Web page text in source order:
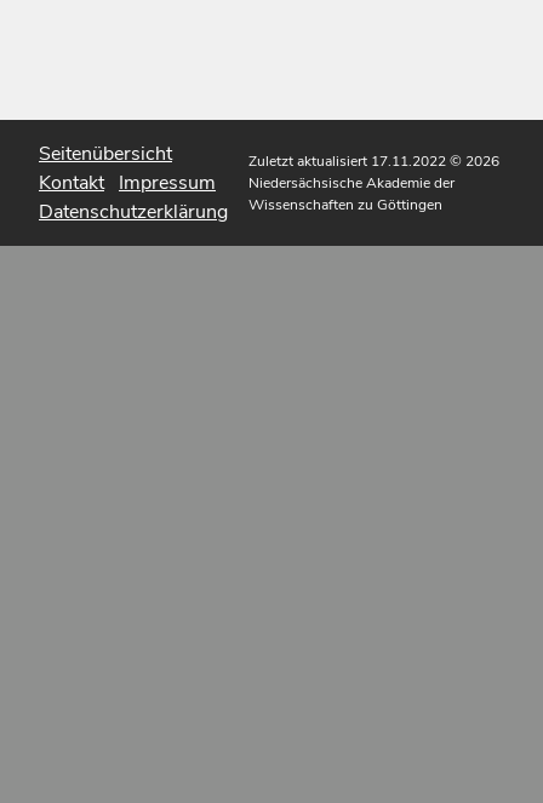
Seitenübersicht
Kontakt Impressum
Datenschutzerklärung
Zuletzt aktualisiert 17.11.2022© 2026
Niedersächsische Akademie der
Wissenschaften zu Göttingen